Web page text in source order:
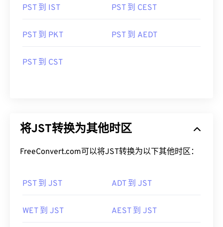
PST 到 IST PST 到 CEST
PST 到 PKT PST 到 AEDT
PST 到 CST
将JST转换为其他时区
FreeConvert.com可以将JST转换为以下其他时区：
PST 到 JST ADT 到 JST
WET 到 JST AEST 到 JST